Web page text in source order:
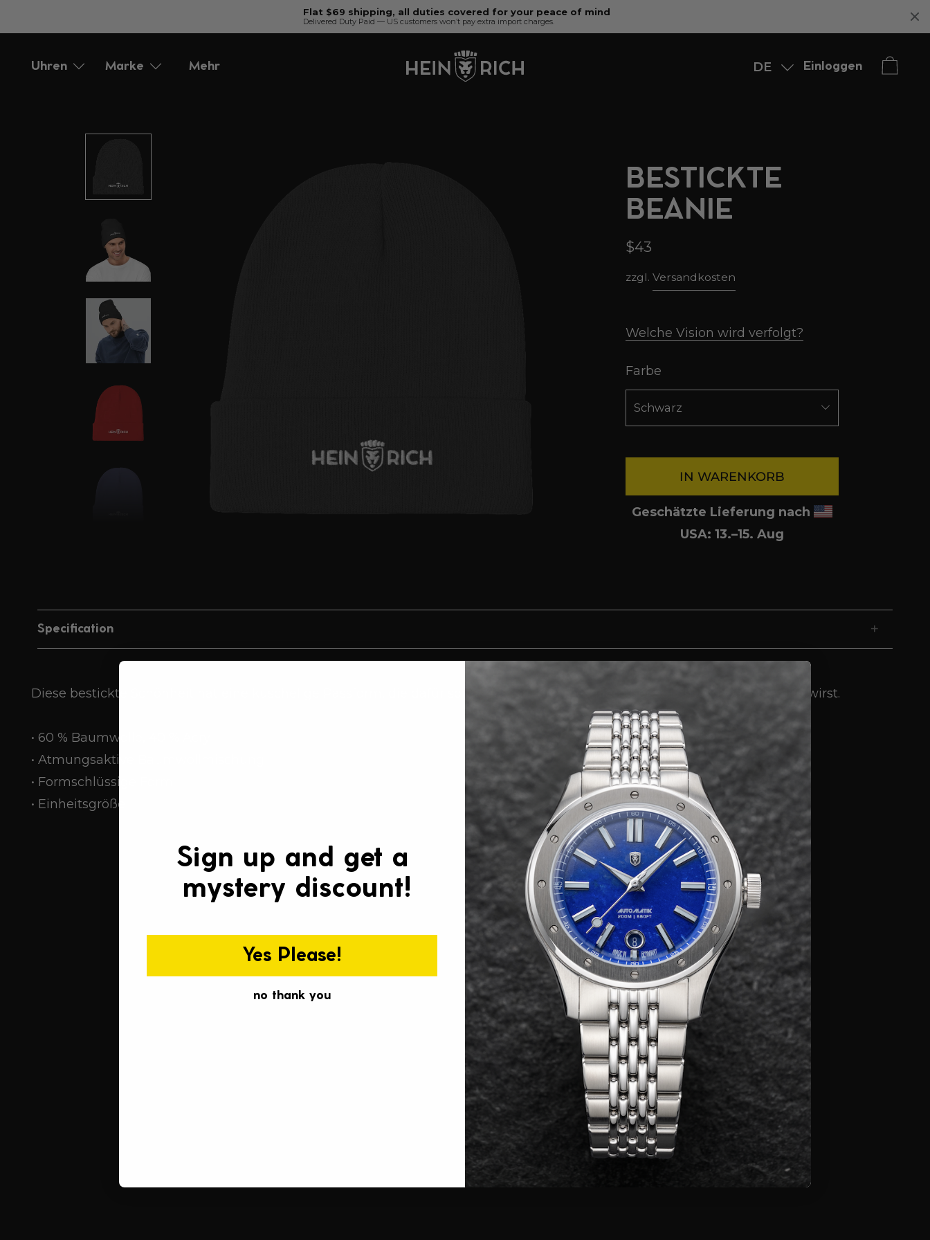
Flat $69 shipping, all duties covered for your peace of mind
Delivered Duty Paid — US customers won’t pay extra import charges.
Uhren
Marke
Mehr DE Einloggen
BESTICKTE
BEANIE
$43
zzgl. Versandkosten
Welche Vision wird verfolgt?
Farbe
IN WARENKORB
Geschätzte Lieferung nach
USA: 13.⁠–15. Aug
Specification +
Diese bestickte Schönheit hat eine kuschelige Passform, die dafür sorgt, dass du dich bei allem behaglich und warm fühlen wirst.
• 60 % Baumwolle, 40 % Acryl
• Atmungsaktive Baumwollmischung
• Formschlüssige Form
• Einheitsgröße
Sign up and get a
mystery discount!
Yes Please!
no thank you